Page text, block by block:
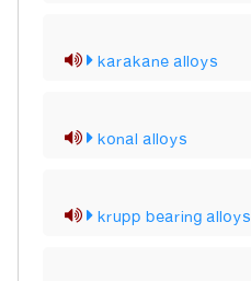
karakane alloys
konal alloys
krupp bearing alloys